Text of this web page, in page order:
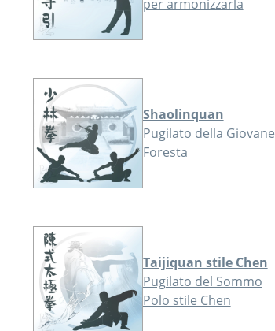
per armonizzarla
Shaolinquan
Pugilato della Giovane
Foresta
Taijiquan stile Chen
Pugilato del Sommo
Polo stile Chen